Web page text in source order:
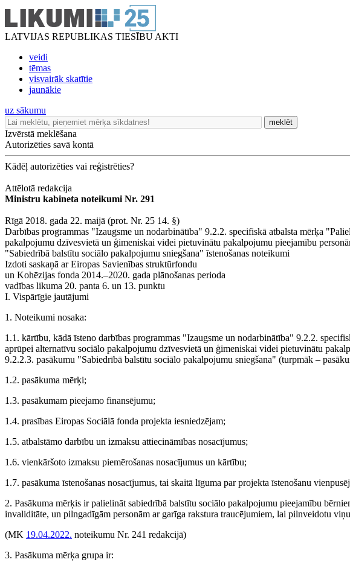
LATVIJAS REPUBLIKAS TIESĪBU AKTI
veidi
tēmas
visvairāk skatītie
jaunākie
uz sākumu
meklēt
Izvērstā meklēšana
Autorizēties savā kontā
Kādēļ autorizēties vai reģistrēties?
Attēlotā redakcija
Ministru kabineta noteikumi Nr. 291
Rīgā 2018. gada 22. maijā (prot. Nr. 25 14. §)
Darbības programmas "Izaugsme un nodarbinātība" 9.2.2. specifiskā atbalsta mērķa
pakalpojumu dzīvesvietā un ģimeniskai videi pietuvinātu pakalpojumu pieejamību
"Sabiedrībā balstītu sociālo pakalpojumu sniegšana" īstenošanas noteikumi
Izdoti saskaņā ar Eiropas Savienības struktūrfondu
un Kohēzijas fonda 2014.–2020. gada plānošanas perioda
vadības likuma 20. panta 6. un 13. punktu
I. Vispārīgie jautājumi
1. Noteikumi nosaka:
1.1. kārtību, kādā īsteno darbības programmas "Izaugsme un nodarbinātība" 9.2.2.
aprūpei alternatīvu sociālo pakalpojumu dzīvesvietā un ģimeniskai videi pietuvinātu
9.2.2.3. pasākumu "Sabiedrībā balstītu sociālo pakalpojumu sniegšana" (turpmāk –
1.2. pasākuma mērķi;
1.3. pasākumam pieejamo finansējumu;
1.4. prasības Eiropas Sociālā fonda projekta iesniedzējam;
1.5. atbalstāmo darbību un izmaksu attiecināmības nosacījumus;
1.6. vienkāršoto izmaksu piemērošanas nosacījumus un kārtību;
1.7. pasākuma īstenošanas nosacījumus, tai skaitā līguma par projekta īstenošanu
2. Pasākuma mērķis ir palielināt sabiedrībā balstītu sociālo pakalpojumu pieejamību
invaliditāte, un pilngadīgām personām ar garīga rakstura traucējumiem, lai pilnveidotu
(MK 19.04.2022. noteikumu Nr. 241 redakcijā)
3. Pasākuma mērķa grupa ir: